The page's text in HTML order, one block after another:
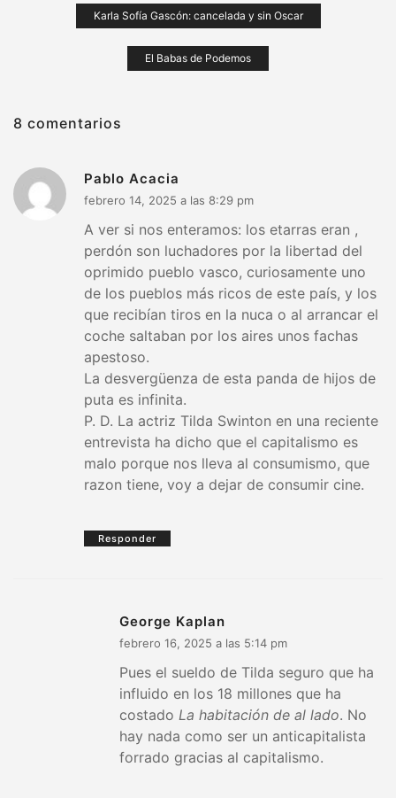
Navegación
Karla Sofía Gascón: cancelada y sin Oscar
El Babas de Podemos
8 comentarios
Pablo Acacia
febrero 14, 2025 a las 8:29 pm
A ver si nos enteramos: los etarras eran ,
perdón son luchadores por la libertad del
oprimido pueblo vasco, curiosamente uno
de los pueblos más ricos de este país, y los
que recibían tiros en la nuca o al arrancar el
coche saltaban por los aires unos fachas
apestoso.
La desvergüenza de esta panda de hijos de
puta es infinita.
P. D. La actriz Tilda Swinton en una reciente
entrevista ha dicho que el capitalismo es
malo porque nos lleva al consumismo, que
razon tiene, voy a dejar de consumir cine.
Responder
George Kaplan
febrero 16, 2025 a las 5:14 pm
Pues el sueldo de Tilda seguro que ha
influido en los 18 millones que ha
costado La habitación de al lado. No
hay nada como ser un anticapitalista
forrado gracias al capitalismo.